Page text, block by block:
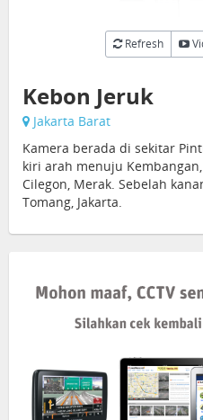
Refresh
Kebon Jeruk
Jakarta Barat
Kamera berada di sekitar
kiri arah menuju
Cilegon, Merak. Sebelah
Tomang, Jakarta.